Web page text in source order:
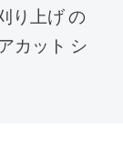
り上げ の
カット シ